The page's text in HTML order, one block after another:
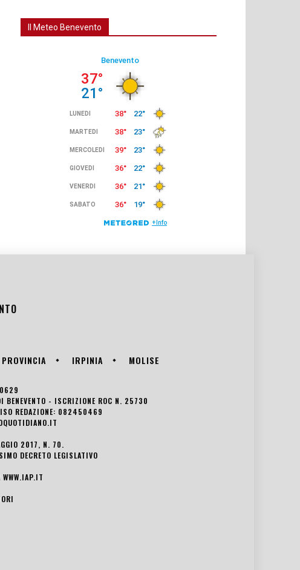
Il Meteo Benevento
PROVINCIA IRPINIA MOLISE
BENEVENTO - ISCRIZIONE ROC N. 25730
REDAZIONE: 082450469
2017, N. 70.
DECRETO LEGISLATIVO
WWW.IAP.IT